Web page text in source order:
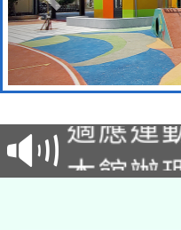
本校
招甄選
招)
本館辦